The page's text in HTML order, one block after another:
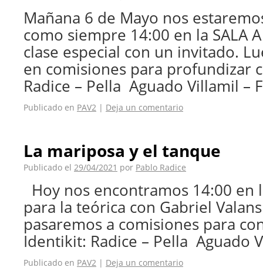
Mañana 6 de Mayo nos
como siempre 14:00 en la SALA
clase especial con un invitado.
en comisiones para profundizar
Radice – Pella Aguado Villamil –
Publicado en PAV2 | Deja un comentario
La mariposa y el tanque
Publicado el 29/04/2021 por Pablo Radice
Hoy nos encontramos 14:00 en
para la teórica con Gabriel
pasaremos a comisiones para
Identikit: Radice – Pella Aguado
Publicado en PAV2 | Deja un comentario